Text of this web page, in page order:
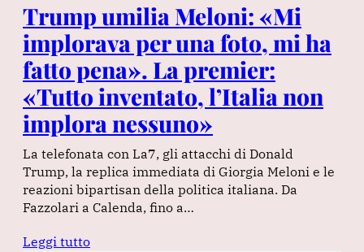
Trump umilia Meloni: «Mi
implorava per una foto, mi ha
fatto pena». La premier:
«Tutto inventato, l’Italia non
implora nessuno»
La telefonata con La7, gli attacchi di Donald
Trump, la replica immediata di Giorgia Meloni e le
reazioni bipartisan della politica italiana. Da
Fazzolari a Calenda, fino a…
Leggi tutto